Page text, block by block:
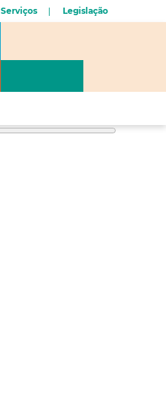
Serviços Legislação